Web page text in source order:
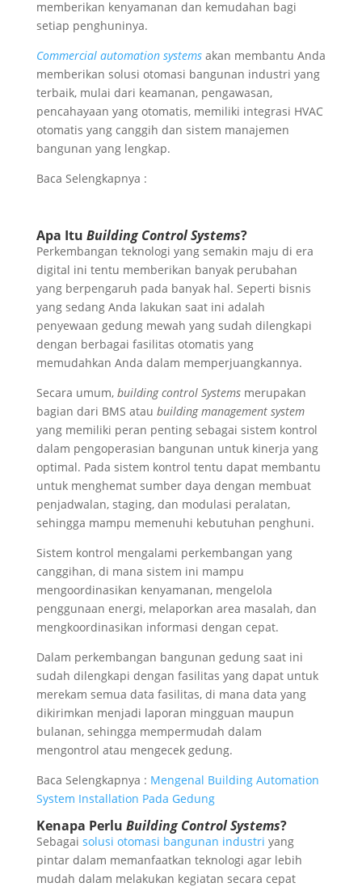
memberikan kenyamanan dan kemudahan bagi
setiap penghuninya.
Commercial automation systemsakan membantu Anda
memberikan solusi otomasi bangunan industri yang
terbaik, mulai dari keamanan, pengawasan,
pencahayaan yang otomatis, memiliki integrasi HVAC
otomatis yang canggih dan sistem manajemen
bangunan yang lengkap.
Baca Selengkapnya :
Apa Itu Building Control Systems?
Perkembangan teknologi yang semakin maju di era
digital ini tentu memberikan banyak perubahan
yang berpengaruh pada banyak hal. Seperti bisnis
yang sedang Anda lakukan saat ini adalah
penyewaan gedung mewah yang sudah dilengkapi
dengan berbagai fasilitas otomatis yang
memudahkan Anda dalam memperjuangkannya.
Secara umum, building control Systemsmerupakan
bagian dari BMS atau building management system
yang memiliki peran penting sebagai sistem kontrol
dalam pengoperasian bangunan untuk kinerja yang
optimal. Pada sistem kontrol tentu dapat membantu
untuk menghemat sumber daya dengan membuat
penjadwalan, staging, dan modulasi peralatan,
sehingga mampu memenuhi kebutuhan penghuni.
Sistem kontrol mengalami perkembangan yang
canggihan, di mana sistem ini mampu
mengoordinasikan kenyamanan, mengelola
penggunaan energi, melaporkan area masalah, dan
mengkoordinasikan informasi dengan cepat.
Dalam perkembangan bangunan gedung saat ini
sudah dilengkapi dengan fasilitas yang dapat untuk
merekam semua data fasilitas, di mana data yang
dikirimkan menjadi laporan mingguan maupun
bulanan, sehingga mempermudah dalam
mengontrol atau mengecek gedung.
Baca Selengkapnya : Mengenal Building Automation
System Installation Pada Gedung
Kenapa Perlu Building Control Systems?
Sebagai solusi otomasi bangunan industri yang
pintar dalam memanfaatkan teknologi agar lebih
mudah dalam melakukan kegiatan secara cepat